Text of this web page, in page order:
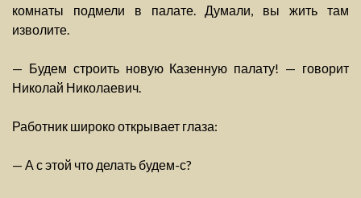
комнаты подмели в палате. Думали, вы жить там
изволите.
— Будем строить новую Казенную палату! — говорит
Николай Николаевич.
Работник широко открывает глаза:
— А с этой что делать будем-с?